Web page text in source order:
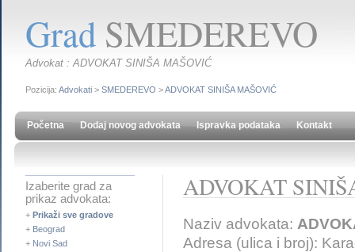
Grad SMEDEREVO
Advokat : ADVOKAT SINIŠA MAŠOVIĆ
Pozicija: Advokati > SMEDEREVO >ADVOKAT SINIŠA MAŠOVIĆ
Početna Dodaj novog advokata Ispravka podataka Kontakt
Izaberite grad za
prikaz advokata:
+ Prikaži sve gradove
+ Beograd
+ Novi Sad
ADVOKAT
Naziv advokata:
Adresa (ulica i broj):